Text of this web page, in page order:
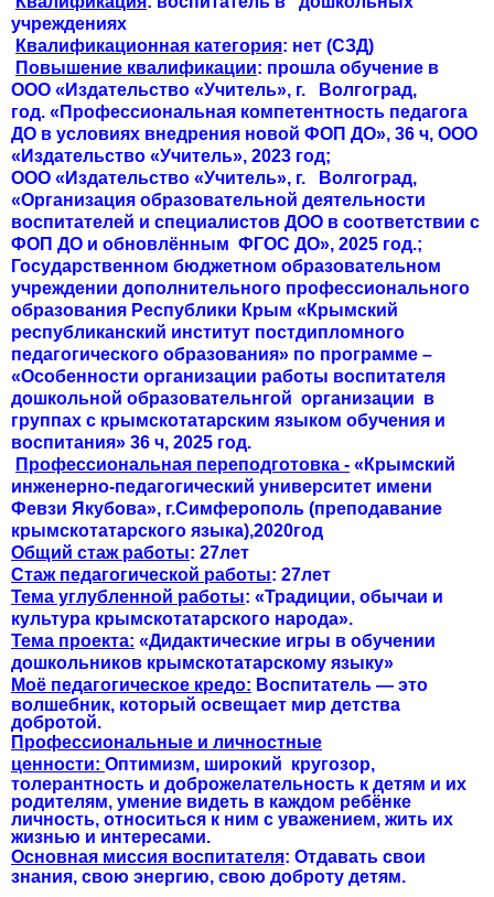
учреждениях
Квалификационная категория: нет (СЗД)
Повышение квалификации: прошла обучение в
ООО «Издательство «Учитель», г. Волгоград,
год. «Профессиональная компетентность педагога
ДО в условиях внедрения новой ФОП ДО», 36 ч, ООО
«Издательство «Учитель», 2023 год;
ООО «Издательство «Учитель», г. Волгоград,
«Организация образовательной деятельности
воспитателей и специалистов ДОО в соответствии с
ФОП ДО и обновлённым ФГОС ДО», 2025 год.;
Государственном бюджетном образовательном
учреждении дополнительного профессионального
образования Республики Крым «Крымский
республиканский институт постдипломного
педагогического образования» по программе –
«Особенности организации работы воспитателя
дошкольной образовательнгой организации в
группах с крымскотатарским языком обучения и
воспитания» 36 ч, 2025 год.
Профессиональная переподготовка - «Крымский
инженерно-педагогический университет имени
Февзи Якубова», г.Симферополь (преподавание
крымскотатарского языка),2020год
Общий стаж работы: 27лет
Стаж педагогической работы: 27лет
Тема углубленной работы: «Традиции, обычаи и
культура крымскотатарского народа».
Тема проекта: «Дидактические игры в обучении
дошкольников крымскотатарскому языку»
Моё педагогическое кредо: Воспитатель — это
волшебник, который освещает мир детства
добротой.
Профессиональные и личностные
ценности: Оптимизм, широкий кругозор,
толерантность и доброжелательность к детям и их
родителям, умение видеть в каждом ребёнке
личность, относиться к ним с уважением, жить их
жизнью и интересами.
Основная миссия воспитателя: Отдавать свои
знания, свою энергию, свою доброту детям.